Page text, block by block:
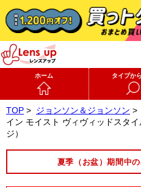
ホーム タイプか
TOP > ジョンソン＆ジョンソン >
イン モイスト ヴィヴィッドスタ
ジ）
夏季（お盆）期間中